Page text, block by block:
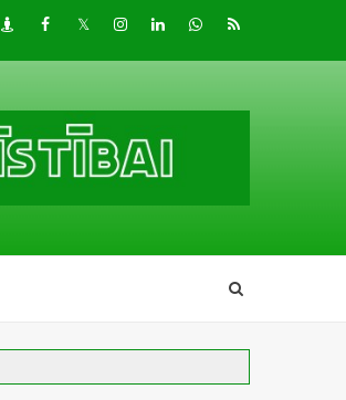
DraugiemFacebook
TwitterInstagram
LinkedInwhatsapp
RSS